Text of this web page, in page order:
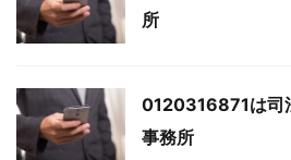
所
0120316871は司
事務所